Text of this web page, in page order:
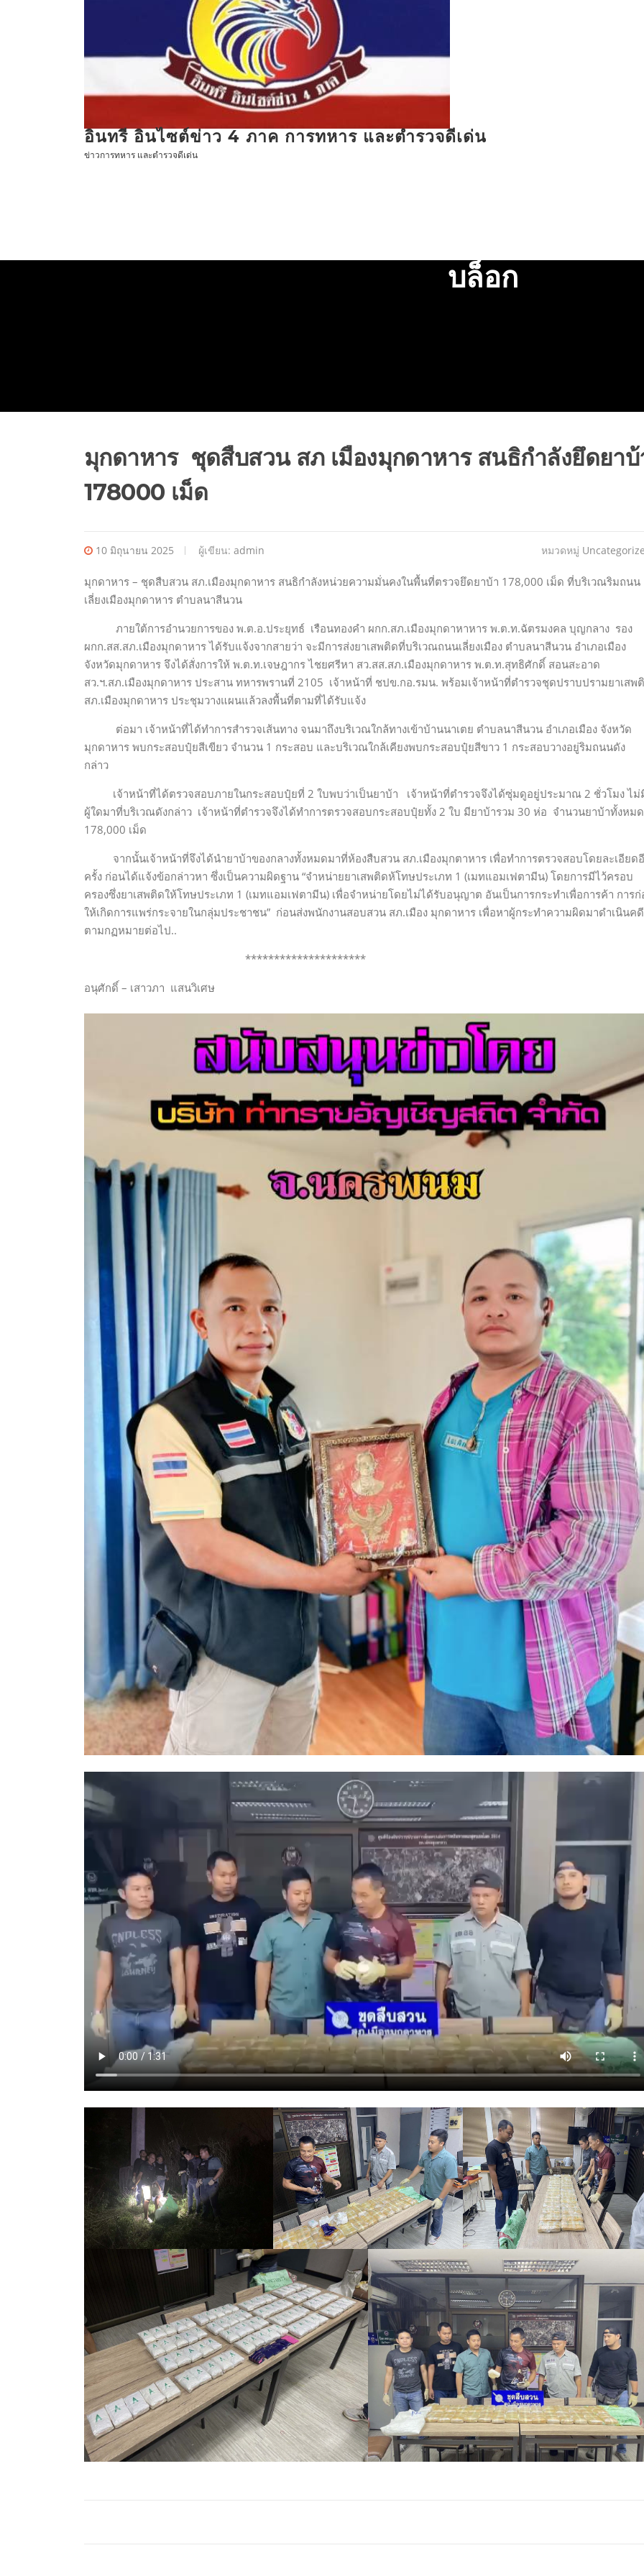
อินทรี อินไซต์ข่าว 4 ภาค การทหาร และตำรวจดีเด่น
ข่าวการทหาร และตำรวจดีเด่น
บล็อก
มุกดาหาร ชุดสืบสวน สภ เมืองมุกดาหาร สนธิกำลังยึดยาบ้
178000 เม็ด
10 มิถุนายน 2025 ผู้เขียน: admin หมวดหมู่
มุกดาหาร – ชุดสืบสวน สภ.เมืองมุกดาหาร สนธิกำลังหน่วยความมั่นคงในพื้นที่ตรวจยึดยาบ้า 178,000 เม็ด ที่บริเวณริมถนน
เลี่ยงเมืองมุกดาหาร ตำบลนาสีนวน
ภายใต้การอำนวยการของ พ.ต.อ.ประยุทธ์ เรือนทองคำ ผกก.สภ.เมืองมุกดาหาหาร พ.ต.ท.ฉัตรมงคล บุญกลาง รอง
ผกก.สส.สภ.เมืองมุกดาหาร ได้รับแจ้งจากสายว่า จะมีการส่งยาเสพติดที่บริเวณถนนเลี่ยงเมือง ตำบลนาสีนวน อำเภอเมือง
จังหวัดมุกดาหาร จึงได้สั่งการให้ พ.ต.ท.เจษฎากร ไชยศรีหา สว.สส.สภ.เมืองมุกดาหาร พ.ต.ท.สุทธิศักดิ์ สอนสะอาด
สว.ฯ.สภ.เมืองมุกดาหาร ประสาน ทหารพรานที่ 2105 เจ้าหน้าที่ ชปข.กอ.รมน. พร้อมเจ้าหน้าที่ตำรวจชุดปราบปรามยาเสพ
สภ.เมืองมุกดาหาร ประชุมวางแผนแล้วลงพื้นที่ตามที่ได้รับแจ้ง
ต่อมา เจ้าหน้าที่ได้ทำการสำรวจเส้นทาง จนมาถึงบริเวณใกล้ทางเข้าบ้านนาเตย ตำบลนาสีนวน อำเภอเมือง จังหวัด
มุกดาหาร พบกระสอบปุ๋ยสีเขียว จำนวน 1 กระสอบ และบริเวณใกล้เคียงพบกระสอบปุ๋ยสีขาว 1 กระสอบวางอยู่ริมถนนดัง
กล่าว
เจ้าหน้าที่ได้ตรวจสอบภายในกระสอบปุ๋ยที่ 2 ใบพบว่าเป็นยาบ้า เจ้าหน้าที่ตำรวจจึงได้ซุ่มดูอยู่ประมาณ 2 ชั่วโมง ไม่
ผู้ใดมาที่บริเวณดังกล่าว เจ้าหน้าที่ตำรวจจึงได้ทำการตรวจสอบกระสอบปุ๋ยทั้ง 2 ใบ มียาบ้ารวม 30 ห่อ จำนวนยาบ้าทั้งหมด
178,000 เม็ด
จากนั้นเจ้าหน้าที่จึงได้นำยาบ้าของกลางทั้งหมดมาที่ห้องสืบสวน สภ.เมืองมุกตาหาร เพื่อทำการตรวจสอบโดยละเอียด
ครั้ง ก่อนได้แจ้งข้อกล่าวหา ซึ่งเป็นความผิดฐาน “จำหน่ายยาเสพติดห้โทษประเภท 1 (เมทแอมเฟตามีน) โดยการมีไว้ครอบ
ครองซึ่งยาเสพติดให้โทษประเภท 1 (เมทแอมเฟตามีน) เพื่อจําหน่ายโดยไม่ได้รับอนุญาต อันเป็นการกระทำเพื่อการค้า การก่
ให้เกิดการแพร่กระจายในกลุ่มประชาชน” ก่อนส่งพนักงานสอบสวน สภ.เมือง มุกดาหาร เพื่อหาผู้กระทำความผิดมาดำเนินคดี
ตามกฏหมายต่อไป..
*********************
อนุศักดิ์ – เสาวภา แสนวิเศษ